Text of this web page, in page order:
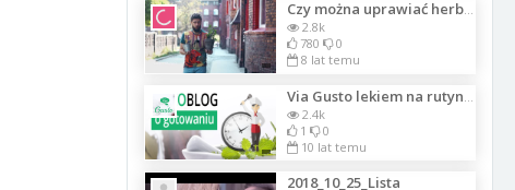
Czy można uprawiać herbatę na parapecie?
2.8k
780
0
8 lat temu
2.4k
1
0
10 lat temu
2018_10_25_Lista